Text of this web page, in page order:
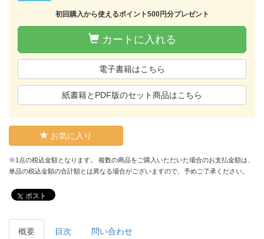
初回購入から使えるポイント500円分プレゼント
カートに入れる
電子書籍はこちら
紙書籍とPDF版のセット商品はこちら
お気に入り
※1点の税込金額となります。 複数の商品をご購入いただいた場合のお支払金額は、
単品の税込金額の合計額とは異なる場合がございますので、予めご了承ください。
ポスト
概要 目次 問い合わせ